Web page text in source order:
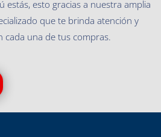
estás, esto gracias a nuestra amplia
que te brinda atención y
cada una de tus compras.